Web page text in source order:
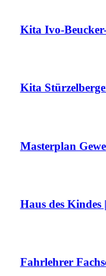
Kita Ivo-
Kita
Masterplan
Haus des
Fahrlehrer